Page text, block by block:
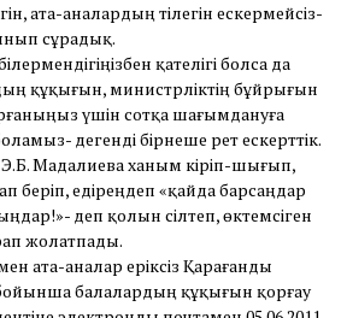
ата-аналардың тілегін ескермейсіз-
сұрадық.
қателігі болса да
құқығын, министрліктің бұйрығын
үшін сотқа шағымдануға
дегенді бірнеше рет ескерттік.
Мадалиева ханым кіріп-шығып,
беріп, едіреңдеп «қайда барсаңдар
деп қолын сілтеп, өктемсіген
жолатпады.
ата-аналар еріксіз Қарағанды
балалардың құқығын қорғау